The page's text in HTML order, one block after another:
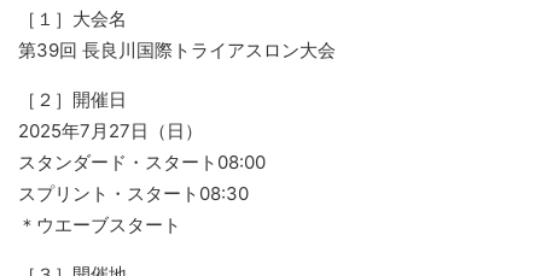
［１］大会名
第39回 長良川国際トライアスロン大会
［２］開催日
2025年7月27日（日）
スタンダード・スタート08:00
スプリント・スタート08:30
＊ウエーブスタート